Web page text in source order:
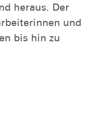
heraus. Der
und
bis hin zu